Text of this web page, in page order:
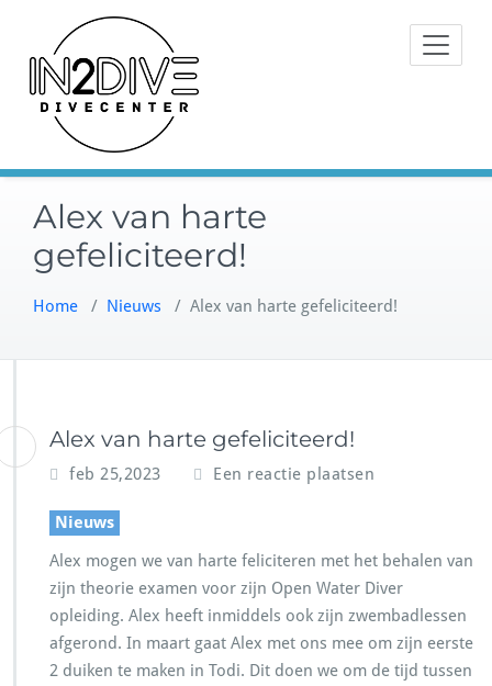
inhoud
Instructeurs met passie voor
Alex van harte
gefeliciteerd!
Home / Nieuws / Alex van harte gefeliciteerd!
Alex van harte gefeliciteerd!
feb 25,2023 Een reactie plaatsen
Nieuws
Alex mogen we van harte feliciteren met het behalen van
zijn theorie examen voor zijn Open Water Diver
opleiding. Alex heeft inmiddels ook zijn zwembadlessen
afgerond. In maart gaat Alex met ons mee om zijn eerste
2 duiken te maken in Todi. Dit doen we om de tijd tussen